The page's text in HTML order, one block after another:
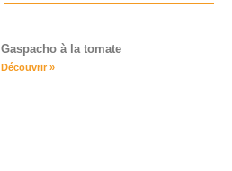
Gaspacho à la tomate
Découvrir »